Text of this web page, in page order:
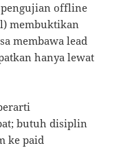
pengujian offline
membuktikan
membawa lead
hanya lewat
butuh disiplin
ke paid